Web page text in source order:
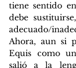
tiene sentido
debe
adecuado/
Ahora, aun si
Equis como
salió a la